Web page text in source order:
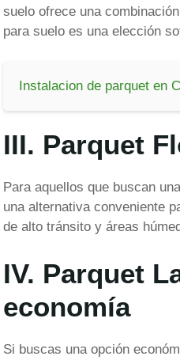
suelo ofrece una
para suelo es una elección
Instalacion de parquet en
III. Parquet
Para aquellos que buscan
una alternativa conveniente
de alto tránsito y áreas
IV. Parquet
economía
Si buscas una opción